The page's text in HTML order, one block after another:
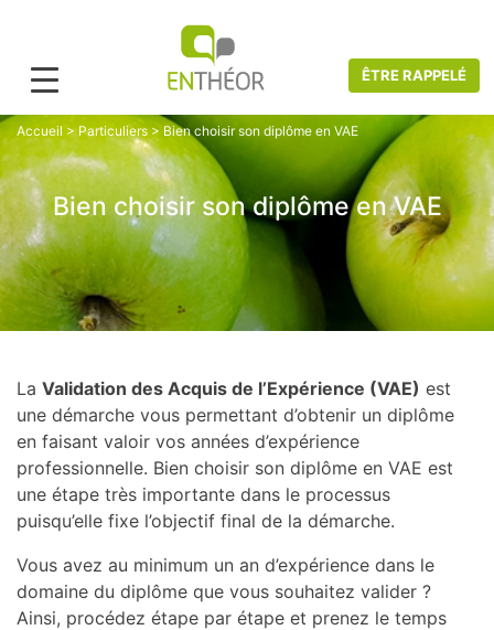
ÊTRE RAPPELÉ
Accueil >Particuliers > Bien choisir son diplôme en VAE
Bien choisir son diplôme en VAE
La Validation des Acquis de l’Expérience (VAE) est
une démarche vous permettant d’obtenir un diplôme
en faisant valoir vos années d’expérience
professionnelle. Bien choisir son diplôme en VAE est
une étape très importante dans le processus
puisqu’elle fixe l’objectif final de la démarche.
Vous avez au minimum un an d’expérience dans le
domaine du diplôme que vous souhaitez valider ?
Ainsi, procédez étape par étape et prenez le temps